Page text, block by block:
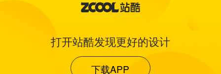
打开站酷发现更好的设计
下载APP